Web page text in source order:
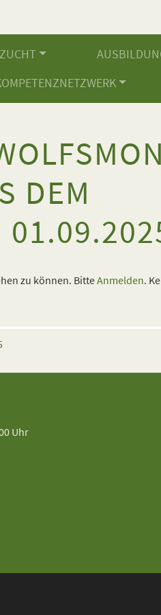
ZUCHT
DEM
zu können. BitteAnmelden.
Uhr